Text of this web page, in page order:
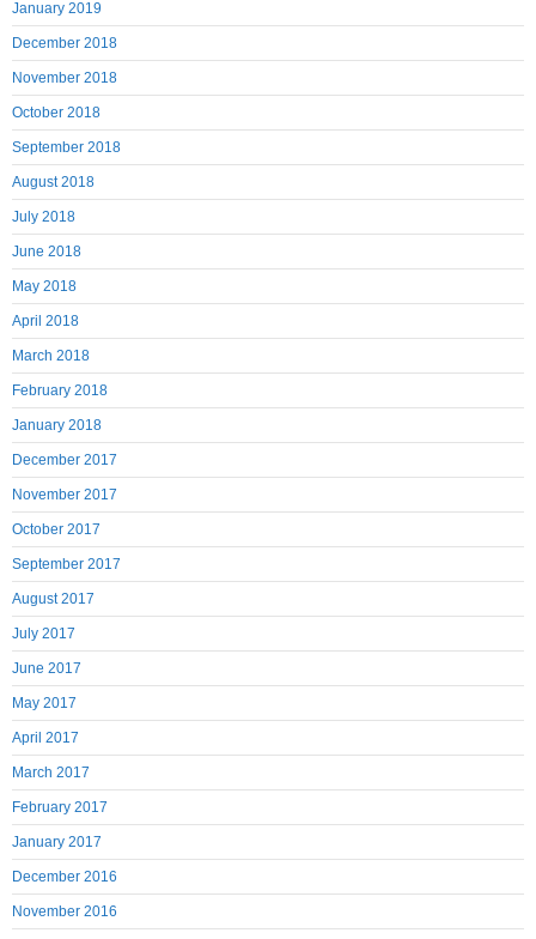
January 2019
December 2018
November 2018
October 2018
September 2018
August 2018
July 2018
June 2018
May 2018
April 2018
March 2018
February 2018
January 2018
December 2017
November 2017
October 2017
September 2017
August 2017
July 2017
June 2017
May 2017
April 2017
March 2017
February 2017
January 2017
December 2016
November 2016